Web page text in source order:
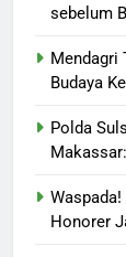
sebelum
Mendagri
Budaya
Polda
Honorer